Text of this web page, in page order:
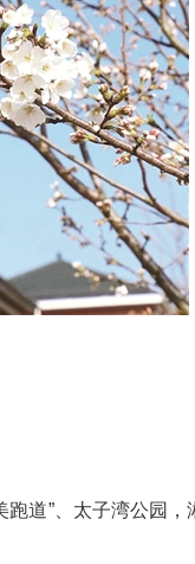
道”、太子湾公园